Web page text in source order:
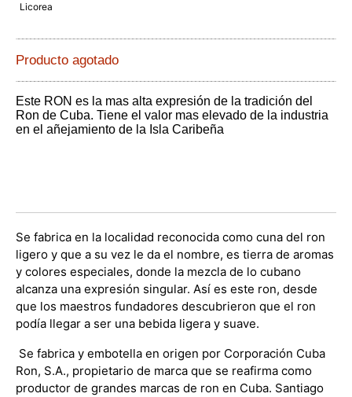
Licorea
Producto agotado
Este RON es la mas alta expresión de la tradición del
Ron de Cuba. Tiene el valor mas elevado de la industria
en el añejamiento de la Isla Caribeña
Se fabrica en la localidad reconocida como cuna del ron
ligero y que a su vez le da el nombre, es tierra de aromas
y colores especiales, donde la mezcla de lo cubano
alcanza una expresión singular. Así es este ron, desde
que los maestros fundadores descubrieron que el ron
podía llegar a ser una bebida ligera y suave.
Se fabrica y embotella en origen por Corporación Cuba
Ron, S.A., propietario de marca que se reafirma como
productor de grandes marcas de ron en Cuba. Santiago